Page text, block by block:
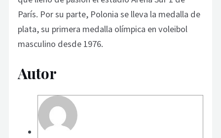
París. Por su parte, Polonia se lleva la medalla de
plata, su primera medalla olímpica en voleibol
masculino desde 1976.
Autor